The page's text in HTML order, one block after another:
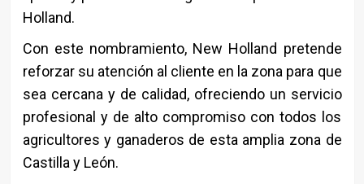
Holland.
Con este nombramiento, New Holland pretende
reforzar su atención al cliente en la zona para que
sea cercana y de calidad, ofreciendo un servicio
profesional y de alto compromiso con todos los
agricultores y ganaderos de esta amplia zona de
Castilla y León.